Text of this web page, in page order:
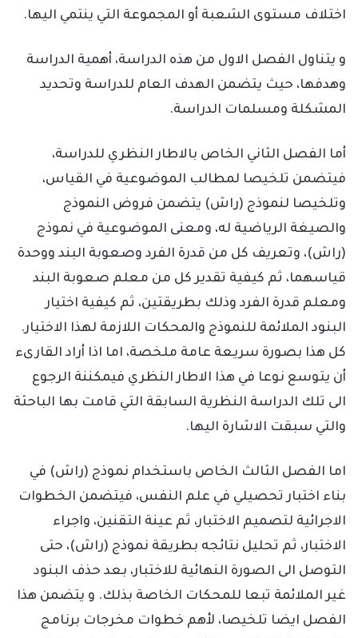
اختلاف مستوى الشعبة أو المجموعة التي ينتمي اليها.
و يتناول الفصل الاول من هذه الدراسة، أهمية الدراسة
وهدفها، حيث يتضمن الهدف العام للدراسة وتحديد
المشكلة ومسلمات الدراسة.
أما الفصل الثاني الخاص بالاطار النظري للدراسة،
فيتضمن تلخيصا لمطالب الموضوعية في القياس،
وتلخيصا لنموذج (راش) يتضمن فروض النموذج
والصيغة الرياضية له، ومعنى الموضوعية في نموذج
(راش)، وتعريف كل من قدرة الفرد وصعوبة البند ووحدة
قياسهما، ثم كيفية تقدير كل من معلم صعوبة البند
ومعلم قدرة الفرد وذلك بطريقتين، ثم كيفية اختيار
البنود الملائمة للنموذج والمحكات اللازمة لهذا الاختيار.
كل هذا بصورة سريعة عامة ملخصة، اما اذا أراد القارىء
أن يتوسع نوعا في هذا الاطار النظري فيمكننة الرجوع
الى تلك الدراسة النظرية السابقة التي قامت بها الباحثة
والتي سبقت الاشارة اليها.
اما الفصل الثالث الخاص باستخدام نموذج (راش) في
بناء اختبار تحصيلي في علم النفس، فيتضمن الخطوات
الاجرائية لتصميم الاختبار، ثم عينة التقنين، واجراء
الاختبار، ثم تحليل نتائجه بطريقة نموذج (راش)، حتى
التوصل الى الصورة النهائية للاختبار، بعد حذف البنود
غير الملائمة تبعا للمحكات الخاصة بذلك. و يتضمن هذا
الفصل ايضا تلخيصا، لأهم خطوات مخرجات برنامج